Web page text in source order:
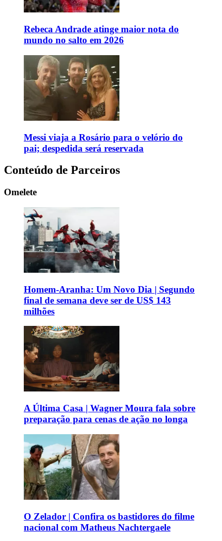
Rebeca Andrade atinge maior nota do
mundo no salto em 2026
Messi viaja a Rosário para o velório do
pai; despedida será reservada
Conteúdo de Parceiros
Omelete
Homem-Aranha: Um Novo Dia | Segundo
final de semana deve ser de US$ 143
milhões
A Última Casa | Wagner Moura fala sobre
preparação para cenas de ação no longa
O Zelador | Confira os bastidores do filme
nacional com Matheus Nachtergaele